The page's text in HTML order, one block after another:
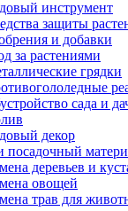
инструмент
защиты
и добавки
за растениями
грядки
сада и
декор
посадочный
деревьев и
овощей
трав для